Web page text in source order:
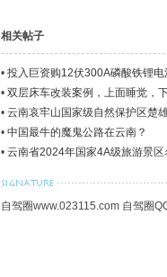
相关帖子
• 投入巨资购12伏300A磷酸铁锂电
• 双层床车改装案例，上面睡觉，
• 云南哀牢山国家级自然保护区楚
• 中国最牛的魔鬼公路在云南？
• 云南省2024年国家4A级旅游景区
自驾圈www.023115.com 自驾圈